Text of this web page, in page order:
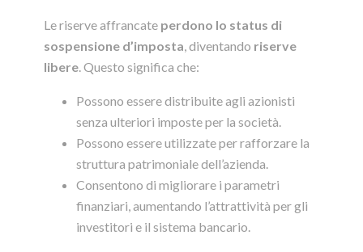
Le riserve affrancate perdono lo status di
sospensione d’imposta, diventando riserve
libere. Questo significa che:
Possono essere distribuite agli azionisti
senza ulteriori imposte per la società.
Possono essere utilizzate per rafforzare la
struttura patrimoniale dell’azienda.
Consentono di migliorare i parametri
finanziari, aumentando l’attrattività per gli
investitori e il sistema bancario.